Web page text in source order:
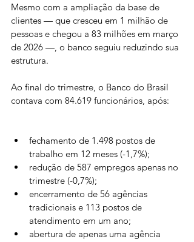
Mesmo com a ampliação da base de
clientes — que cresceu em 1 milhão de
pessoas e chegou a 83 milhões em março
de 2026 —, o banco seguiu reduzindo sua
estrutura.
Ao final do trimestre, o Banco do Brasil
contava com 84.619 funcionários, após:
fechamento de 1.498 postos de
trabalho em 12 meses (-1,7%);
redução de 587 empregos apenas no
trimestre (-0,7%);
encerramento de 56 agências
tradicionais e 113 postos de
atendimento em um ano;
abertura de apenas uma agência